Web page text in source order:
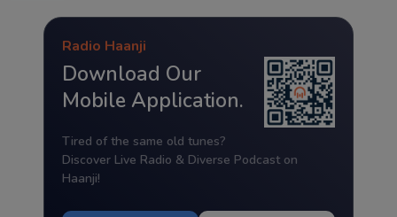
Radio Haanji
Download Our
Mobile Application.
Tired of the same old tunes?
Discover Live Radio & Diverse Podcast on
Haanji!